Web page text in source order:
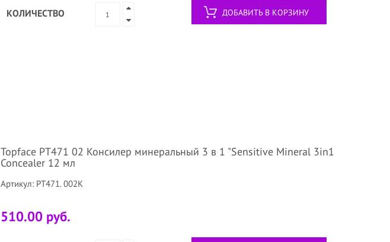
КОЛИЧЕСТВО ДОБАВИТЬ В КОРЗИНУ
Topface PT471 02 Консилер минеральный 3 в 1 "Sensitive Mineral 3in1
Concealer 12 мл
Артикул: PT471. 002K
510.00 руб.